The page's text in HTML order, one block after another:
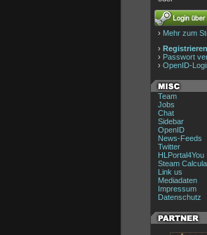
› Mehr zum
› Registrieren
› Passwort
› OpenID-
Team
Jobs
Chat
Sidebar
OpenID
News-Feeds
Twitter
HLPortal4You
Steam
Link us
Mediadaten
Impressum
Datenschutz